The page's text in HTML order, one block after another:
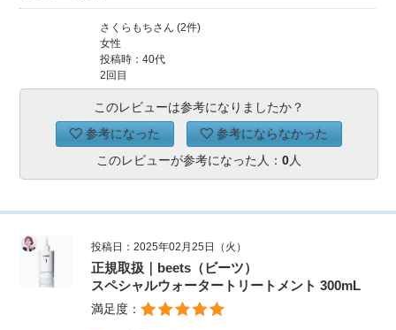
さくらもちさん (2件)
女性
投稿時：40代
2回目
このレビューは参考になりましたか？
参考になった
参考にならなかった
このレビューが参考になった人： 0人
投稿日：2025年02月25日（火）
正規取扱｜beets（ビーツ）
スペシャルウォータートリートメント 300mL
満足度：